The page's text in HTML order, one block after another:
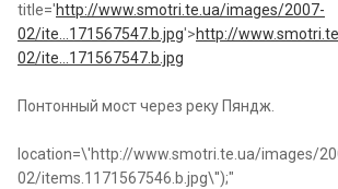
title='http://www.smotri.te.ua/images/2007-
02/ite...171567547.b.jpg'>http://
02/ite...171567547.b.jpg
Понтонный мост через реку Пяндж.
location=\'http://www.smotri.te.ua/images/
02/items.1171567546.b.jpg\'');"